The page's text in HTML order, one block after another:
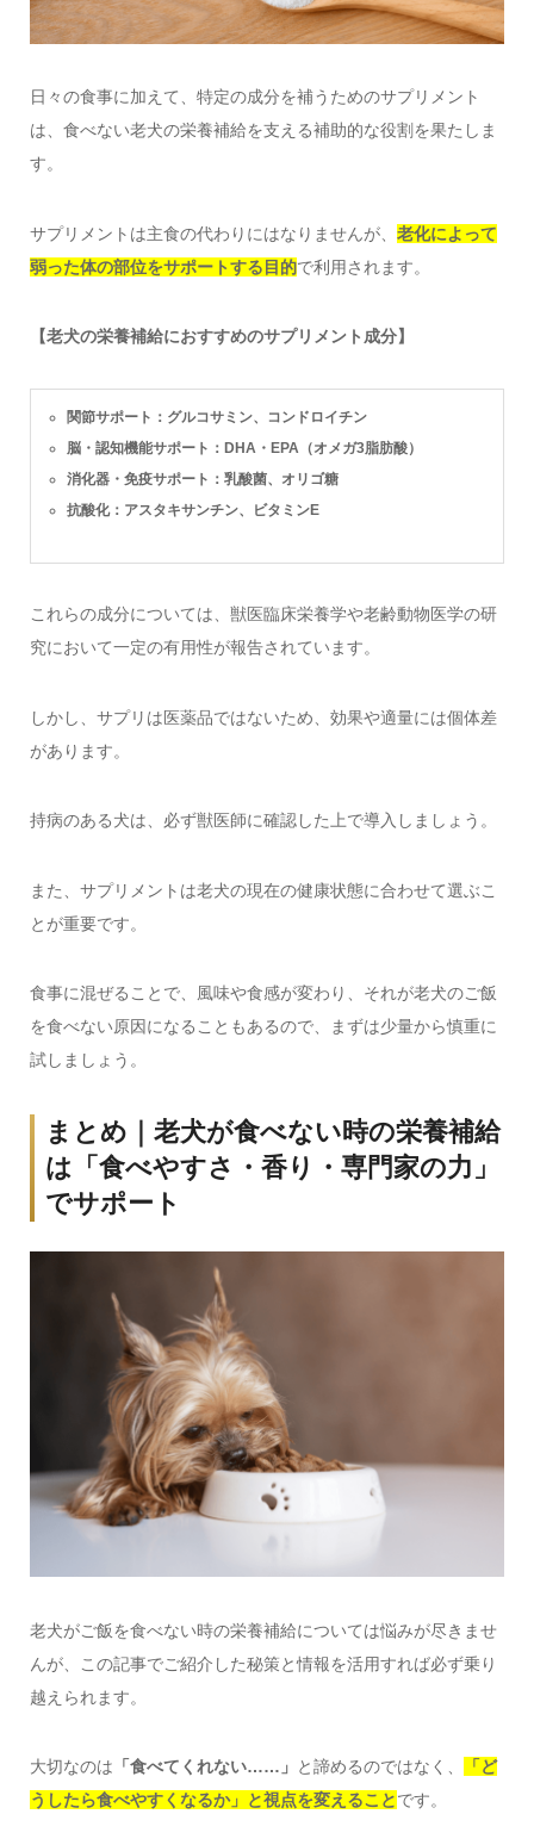
日々の食事に加えて、特定の成分を補うためのサプリメント
は、食べない老犬の栄養補給を支える補助的な役割を果たしま
す。
サプリメントは主食の代わりにはなりませんが、 老化によって
弱った体の部位をサポートする目的で利用されます。
【老犬の栄養補給におすすめのサプリメント成分】
関節サポート：グルコサミン、コンドロイチン
脳・認知機能サポート：DHA・EPA（オメガ3脂肪酸）
消化器・免疫サポート：乳酸菌、オリゴ糖
抗酸化：アスタキサンチン、ビタミンE
これらの成分については、獣医臨床栄養学や老齢動物医学の研
究において一定の有用性が報告されています。
しかし、サプリは医薬品ではないため、効果や適量には個体差
があります。
持病のある犬は、必ず獣医師に確認した上で導入しましょう。
また、サプリメントは老犬の現在の健康状態に合わせて選ぶこ
とが重要です。
食事に混ぜることで、風味や食感が変わり、それが老犬のご飯
を食べない原因になることもあるので、まずは少量から慎重に
試しましょう。
まとめ｜老犬が食べない時の栄養補給
は「食べやすさ・香り・専門家の力」
でサポート
老犬がご飯を食べない時の栄養補給については悩みが尽きませ
んが、この記事でご紹介した秘策と情報を活用すれば必ず乗り
越えられます。
大切なのは 「食べてくれない……」 と諦めるのではなく、
「ど
うしたら食べやすくなるか」と視点を変えることです。